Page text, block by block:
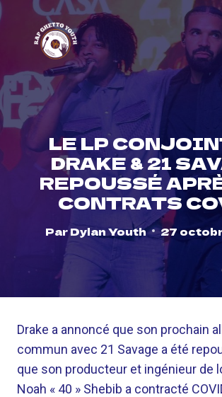
content
LE LP
DRAKE & 21
REPOUSSÉ
CONTRATS
ParDylan Youth 27
Drake a annoncé que son prochain
commun avec 21 Savage a été
que son producteur et ingénieur de
Noah « 40 » Shebib a contracté